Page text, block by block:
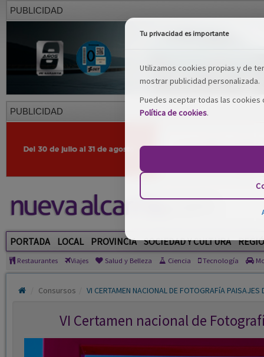
PUBLICIDAD
PUBLICIDAD
PORTADA LOCAL PROVINCIA SOCIEDAD Y CULTURA
Restaurantes Viajes Salud y Belleza Ciencia Tecnología
Consursos VI CERTAMEN NACIONAL DE FOTOGRAFíA PAISAJES
VI Certamen nacional de
Tu privacidad es importante
Utilizamos cookies propias y de
mostrar publicidad personalizada.
Puedes aceptar todas las
Política de cookies.